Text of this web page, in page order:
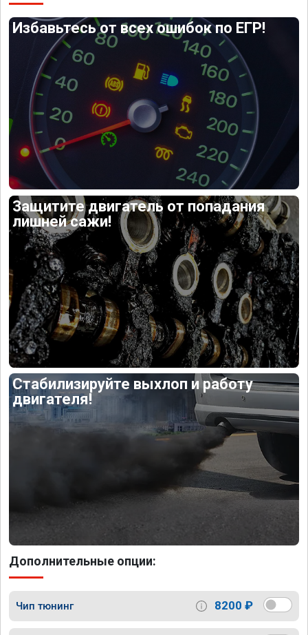
Избавьтесь от всех ошибок по ЕГР!
Защитите двигатель от попадания
лишней сажи!
Стабилизируйте выхлоп и работу
двигателя!
Дополнительные опции:
Чип тюнинг 8200 ₽